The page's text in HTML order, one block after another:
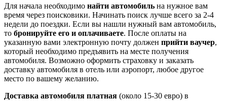
Для начала необходимо найти автомобиль на нужное вам
время через поисковики. Начинать поиск лучше всего за 2-4
недели до поездки. Если вы нашли нужный вам автомобиль,
то бронируйте его и оплачиваете. После оплаты на
указанную вами электронную почту должен прийти ваучер,
который необходимо предъявить на месте получения
автомобиля. Возможно оформить страховку и заказать
доставку автомобиля в отель или аэропорт, любое другое
место по вашему желанию.
Доставка автомобиля платная (около 15-30 евро) в